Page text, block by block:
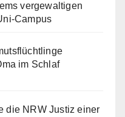
vergewaltigen
Campus
im Schlaf
die NRW Justiz einer